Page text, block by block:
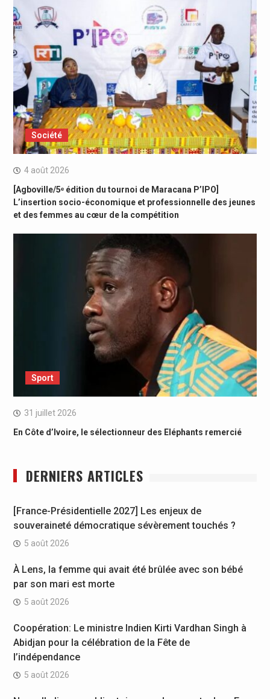
Société
4 août 2026
[Agboville/5ᵉ édition du tournoi de Maracana P’IPO]
L’insertion socio-économique et professionnelle des jeunes
et des femmes au cœur de la compétition
Sport
31 juillet 2026
En Côte d’Ivoire, le sélectionneur des Eléphants remercié
DERNIERS ARTICLES
[France-Présidentielle 2027] Les enjeux de
souveraineté démocratique sévèrement touchés ?
5 août 2026
À Lens, la femme qui avait été brûlée avec son bébé
par son mari est morte
5 août 2026
Coopération: Le ministre Indien Kirti Vardhan Singh à
Abidjan pour la célébration de la Fête de
l’indépendance
5 août 2026